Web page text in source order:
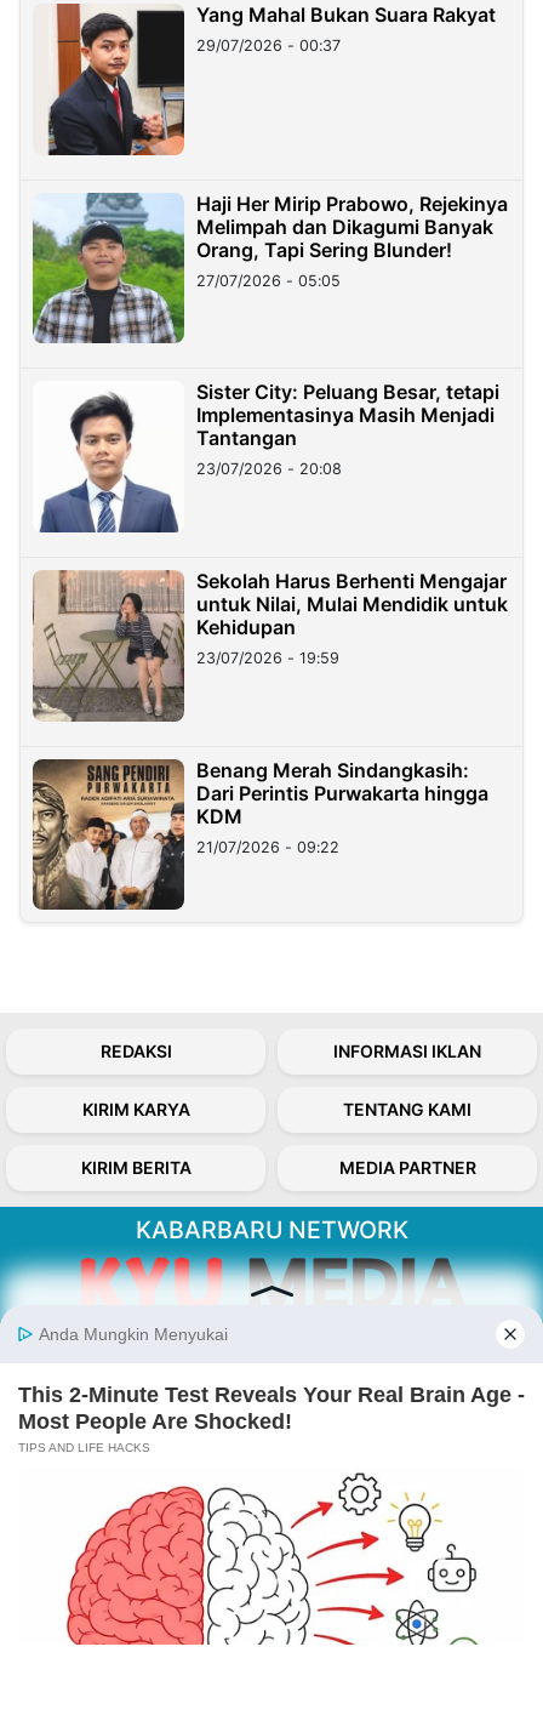
Yang Mahal Bukan Suara Rakyat
29/07/2026 - 00:37
Haji Her Mirip Prabowo, Rejekinya
Melimpah dan Dikagumi Banyak
Orang, Tapi Sering Blunder!
27/07/2026 - 05:05
Sister City: Peluang Besar, tetapi
Implementasinya Masih Menjadi
Tantangan
23/07/2026 - 20:08
Sekolah Harus Berhenti Mengajar
untuk Nilai, Mulai Mendidik untuk
Kehidupan
23/07/2026 - 19:59
Benang Merah Sindangkasih:
Dari Perintis Purwakarta hingga
KDM
21/07/2026 - 09:22
REDAKSI INFORMASI IKLAN
KIRIM KARYA TENTANG KAMI
KIRIM BERITA MEDIA PARTNER
KABARBARU NETWORK
Kabarbaru.co menyajikan berita aktual dan
serta terverifikasi dari sumber yang tepat.
Follow Kabarbaru